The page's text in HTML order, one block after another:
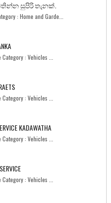
සුපිරි තැනක්.
: Home and Garde...
: Vehicles ...
: Vehicles ...
KADAWATHA
: Vehicles ...
: Vehicles ...